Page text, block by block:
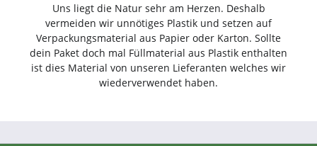
Uns liegt die Natur sehr am Herzen. Deshalb
vermeiden wir unnötiges Plastik und setzen auf
Verpackungsmaterial aus Papier oder Karton. Sollte
dein Paket doch mal Füllmaterial aus Plastik enthalten
ist dies Material von unseren Lieferanten welches wir
wiederverwendet haben.